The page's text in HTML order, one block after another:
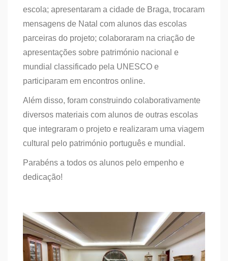
escola; apresentaram a cidade de Braga, trocaram
mensagens de Natal com alunos das escolas
parceiras do projeto; colaboraram na criação de
apresentações sobre património nacional e
mundial classificado pela UNESCO e
participaram em encontros online.
Além disso, foram construindo colaborativamente
diversos materiais com alunos de outras escolas
que integraram o projeto e realizaram uma viagem
cultural pelo património português e mundial.
Parabéns a todos os alunos pelo empenho e
dedicação!